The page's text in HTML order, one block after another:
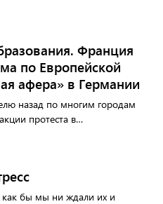
Франция
по Европейской
афера» в Германии
назад по многим городам
протеста в…
бы мы ни ждали их и